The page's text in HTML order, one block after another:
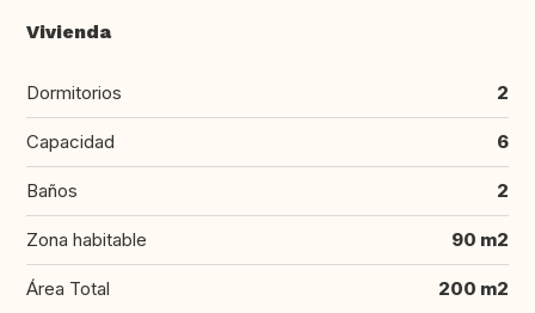
Vivienda
Dormitorios 2
Capacidad 6
Baños 2
Zona habitable 90 m2
Área Total 200 m2